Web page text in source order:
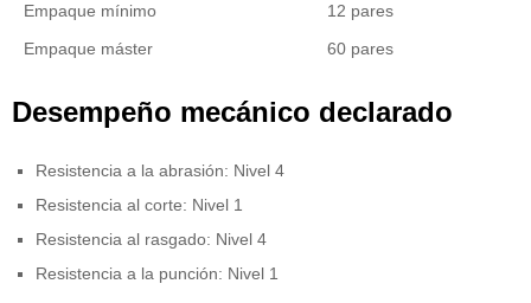
Empaque mínimo
12 pares
Empaque máster
60 pares
Desempeño mecánico declarado
Resistencia a la abrasión: Nivel 4
Resistencia al corte: Nivel 1
Resistencia al rasgado: Nivel 4
Resistencia a la punción: Nivel 1